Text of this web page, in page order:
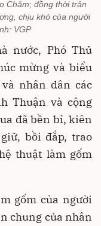
Chăm; đồng thời trân
chịu khó của người
VGP
nước, Phó Thủ
mừng và biểu
nhân dân các
Thuận và cộng
đã bền bỉ, kiên
bồi đắp, trao
thuật làm gốm
gốm của người
chung của nhân